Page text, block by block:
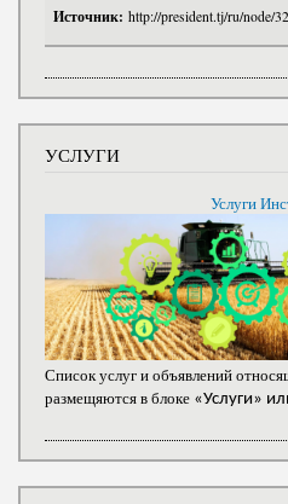
Источник: http://president.tj/ru/node/
УСЛУГИ
Услуги
Список услуг и объявлений
размещяются в блоке «Услуги»